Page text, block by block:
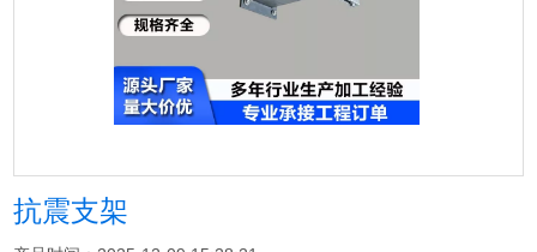
抗震支架